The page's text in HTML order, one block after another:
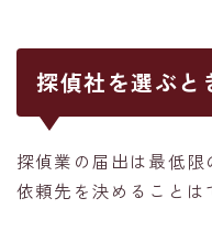
探偵社を選ぶと
探偵業の届出は最低
依頼先を決めることは